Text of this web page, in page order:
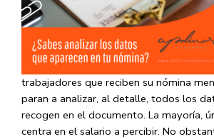
trabajadores que reciben su nómina
paran a analizar, al detalle, todos los
recogen en el documento. La mayoría,
centra en el salario a percibir. No